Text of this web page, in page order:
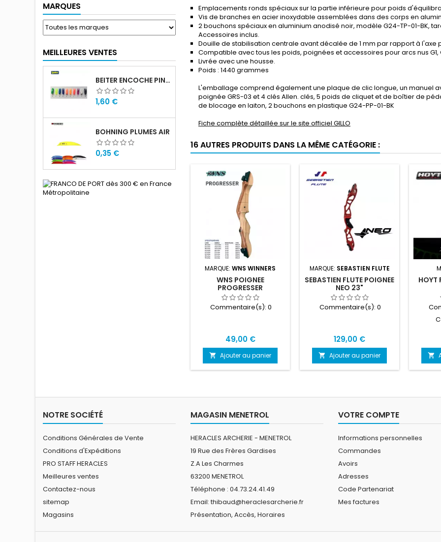
MARQUES
MEILLEURES VENTES
BEITER ENCOCHE PIN SMALL
Prix
1,60 €
BOHNING PLUMES AIR
Prix
0,35 €
Emplacements ronds spéciaux sur la partie inférieure pour poids
Vis de branches en acier inoxydable assemblées dans des corps en
2 bouchons spéciaux en aluminium anodisé noir, modèle G24-TP-01-BK,
Accessoires inclus.
Douille de stabilisation centrale avant décalée de 1 mm par rapport à l'axe
Compatible avec tous les poids, poignées et accessoires pour arcs nus G1,
Livrée avec une housse.
Poids : 1440 grammes
L'emballage comprend également une plaque de clic longue, un manuel
poignée GRS-03 et 4 clés Allen. clés, 5 poids de cliquet et de boîtier de
de blocage en laiton, 2 bouchons en plastique G24-PP-01-BK
Fiche complète détaillée sur le site officiel GILLO
16 AUTRES PRODUITS DANS LA MÊME CATÉGORIE :
MARQUE: WNS WINNERS
WNS POIGNEE
PROGRESSER
Commentaire(s): 0
Prix
49,00 €
 Ajouter au panier
MARQUE: SEBASTIEN FLUTE
SEBASTIEN FLUTE POIGNEE
NEO 23"
Commentaire(s): 0
Prix
129,00 €
 Ajouter au panier
HOYT

NOTRE SOCIÉTÉ
Conditions Générales de Vente
Conditions d'Expéditions
PRO STAFF HERACLES
Meilleures ventes
Contactez-nous
sitemap
Magasins
MAGASIN MENETROL
HERACLES ARCHERIE - MENETROL
19 Rue des Frères Gardises
Z.A Les Charmes
63200 MENETROL
Téléphone : 04.73.24.41.49
Email:thibaud@heraclesarcherie.fr
Présentation, Accès, Horaires
VOTRE COMPTE
Informations personnelles
Commandes
Avoirs
Adresses
Code Partenariat
Mes factures